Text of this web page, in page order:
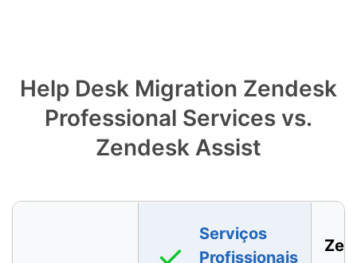
Help Desk Migration Zendesk
Professional Services vs.
Zendesk Assist
Serviços
Profissionais